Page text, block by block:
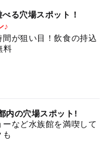
る穴場スポット！
♪
が狙い目！飲食の持込
料
内の穴場スポット!
など水族館を満喫して
も